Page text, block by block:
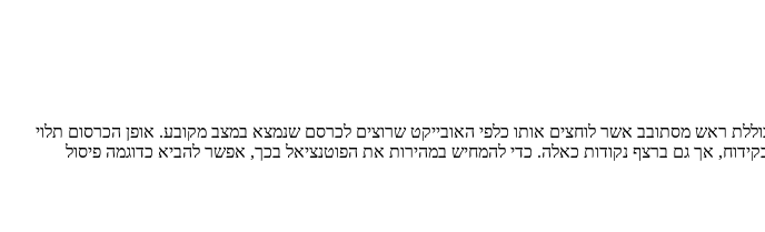
ראש מסתובב אשר לוחצים אותו כלפי האובייקט שרוצים לכרסם שנמצא במצב מקובע. אופן הכרסום תלוי
אך גם ברצף נקודות כאלה. כדי להמחיש במהירות את הפוטנציאל בכך, אפשר להביא כדוגמה פיסול